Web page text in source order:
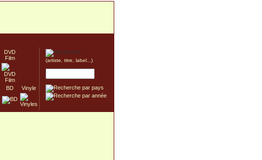
DVD
Film
BD Vinyle
(artiste, titre, label...)